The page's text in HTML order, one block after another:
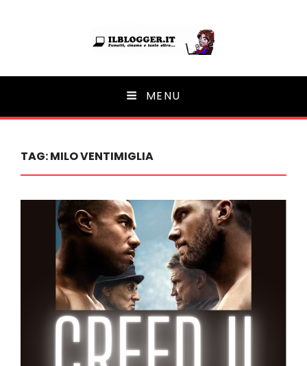
Ilblogger.it
Il portalino di blog | MENU
TAG:MILO VENTIMIGLIA